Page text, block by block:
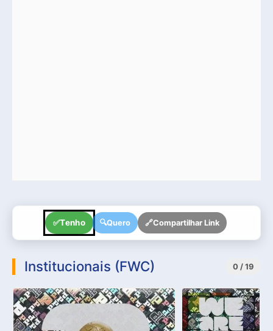
✅Tenho 🔍Quero 🔗Compartilhar Link
Institucionais (FWC) 0 / 19